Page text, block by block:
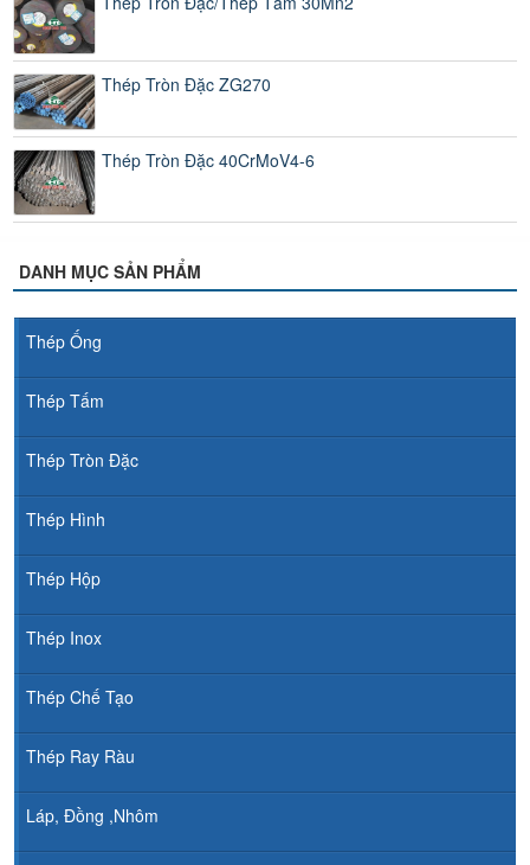
Thép Tròn Đặc ZG270
Thép Tròn Đặc 40CrMoV4-6
DANH MỤC SẢN PHẨM
Thép Ống
Thép Tấm
Thép Tròn Đặc
Thép Hình
Thép Hộp
Thép Inox
Thép Chế Tạo
Thép Ray Ràu
Láp, Đồng ,Nhôm